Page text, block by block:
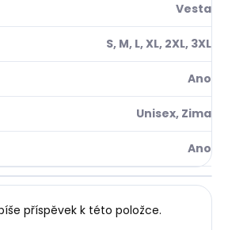
Vesta
S, M, L, XL, 2XL, 3XL
Ano
Unisex, Zima
Ano
příspěvek k této položce.